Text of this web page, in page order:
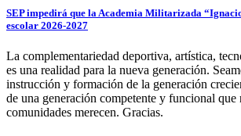
SEP impedirá que la Academia Militarizada
escolar 2026-2027
La complementariedad deportiva, artística,
es una realidad para la nueva generación.
instrucción y formación de la generación
de una generación competente y funcional que
comunidades merecen. Gracias.